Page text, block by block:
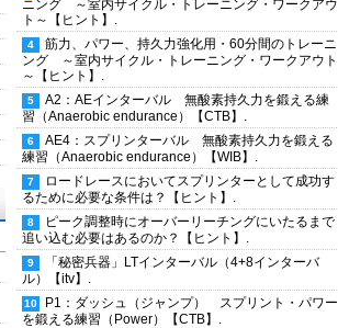
ニング ～室内サイクル・トレーニング・ワークアウ
ト～【ヒント】.
筋力、パワー、持久力強化用・60分間のトレーニ
ング ～室内サイクル・トレーニング・ワークアウト
～【ヒント】.
A2：AEインターバル 無酸素持久力を鍛える練
習（Anaerobic endurance）【CTB】.
AE4：スプリンターバル 無酸素持久力を鍛える
練習（Anaerobic endurance）【WIB】.
ロードレースにおいてスプリンターとして成功す
るために必要な条件は？【ヒント】.
ピーク調整時にオーバーリーチングにいたるまで
追い込む必要はあるのか？【ヒント】.
「秘密兵器」LTインターバル（4+8インターバ
ル）【itv】.
P1：ダッシュ（ジャンプ） スプリント・パワー
を鍛える練習（Power）【CTB】.